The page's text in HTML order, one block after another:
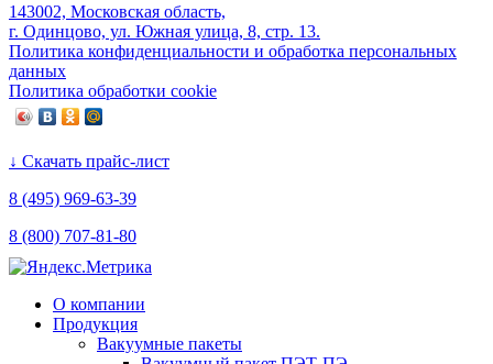
143002, Московская область,
г. Одинцово, ул. Южная улица, 8, стр. 13.
Политика конфиденциальности и обработка персональных
данных
Политика обработки cookie
↓ Скачать прайс-лист
8 (495) 969-63-39
8 (800) 707-81-80
О компании
Продукция
Вакуумные пакеты